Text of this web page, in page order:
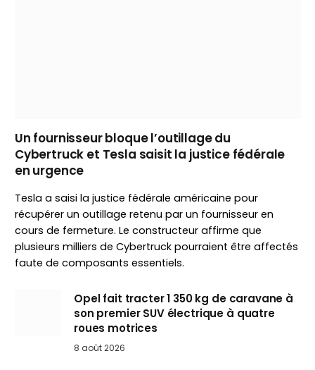
Un fournisseur bloque l’outillage du
Cybertruck et Tesla saisit la justice fédérale
en urgence
Tesla a saisi la justice fédérale américaine pour
récupérer un outillage retenu par un fournisseur en
cours de fermeture. Le constructeur affirme que
plusieurs milliers de Cybertruck pourraient être affectés
faute de composants essentiels.
Opel fait tracter 1 350 kg de caravane à
son premier SUV électrique à quatre
roues motrices
8 août 2026